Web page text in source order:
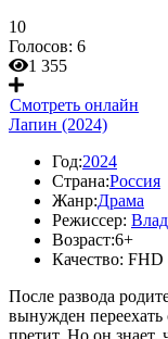
10
Голосов: 6
1 355
Смотреть онлайн
Лапин (2024)
Год:2024
Страна:Россия
Жанр:Драма
Режиссер:
Возраст:6+
Качество: FHD
После развода
вынужден
претит. Но он знает,